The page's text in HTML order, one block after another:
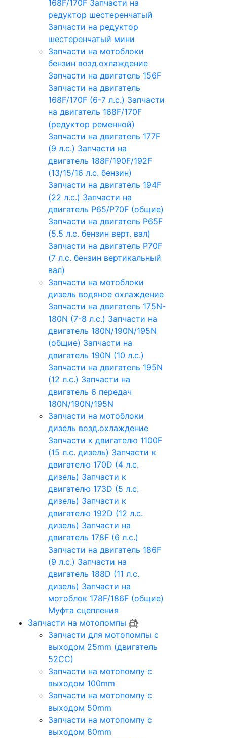
168F/170F Запчасти на
редуктор шестеренчатый
Запчасти на редуктор
шестеренчатый мини
Запчасти на мотоблоки
бензин возд.охлаждение
Запчасти на двигатель 156F
Запчасти на двигатель
168F/170F (6-7 л.с.) Запчасти
на двигатель 168F/170F
(редуктор ременной)
Запчасти на двигатель 177F
(9 л.с.) Запчасти на
двигатель 188F/190F/192F
(13/15/16 л.с. бензин)
Запчасти на двигатель 194F
(22 л.с.) Запчасти на
двигатель P65/P70F (общие)
Запчасти на двигатель P65F
(5.5 л.с. бензин верт. вал)
Запчасти на двигатель P70F
(7 л.с. бензин вертикальный
вал)
Запчасти на мотоблоки
дизель водяное охлаждение
Запчасти на двигатель 175N-
180N (7-8 л.с.) Запчасти на
двигатель 180N/190N/195N
(общие) Запчасти на
двигатель 190N (10 л.с.)
Запчасти на двигатель 195N
(12 л.с.) Запчасти на
двигатель 6 передач
180N/190N/195N
Запчасти на мотоблоки
дизель возд.охлаждение
Запчасти к двигателю 1100F
(15 л.с. дизель) Запчасти к
двигателю 170D (4 л.с.
дизель) Запчасти к
двигателю 173D (5 л.с.
дизель) Запчасти к
двигателю 192D (12 л.с.
дизель) Запчасти на
двигатель 178F (6 л.с.)
Запчасти на двигатель 186F
(9 л.с.) Запчасти на
двигатель 188D (11 л.с.
дизель) Запчасти на
мотоблок 178F/186F (общие)
Муфта сцепления
Запчасти на мотопомпы
Запчасти для мотопомпы с
выходом 25mm (двигатель
52CC)
Запчасти на мотопомпу с
выходом 100mm
Запчасти на мотопомпу с
выходом 50mm
Запчасти на мотопомпу с
выходом 80mm